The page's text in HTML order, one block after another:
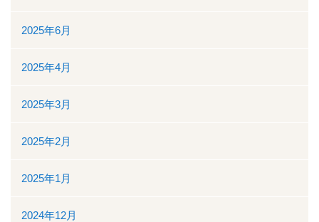
2025年6月
2025年4月
2025年3月
2025年2月
2025年1月
2024年12月